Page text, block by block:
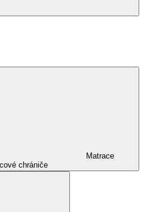
Matrace
chrániče